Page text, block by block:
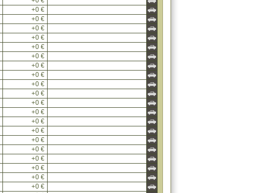
+0 €
+0 €
+0 €
+0 €
+0 €
+0 €
+0 €
+0 €
+0 €
+0 €
+0 €
+0 €
+0 €
+0 €
+0 €
+0 €
+0 €
+0 €
+0 €
+0 €